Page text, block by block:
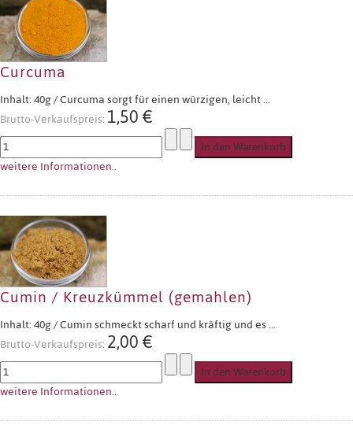
Curcuma
Inhalt: 40g / Curcuma sorgt für einen würzigen, leicht ...
Brutto-Verkaufspreis:1,50 €
weitere Informationen..
Cumin / Kreuzkümmel (gemahlen)
Inhalt: 40g / Cumin schmeckt scharf und kräftig und es ...
Brutto-Verkaufspreis:2,00 €
weitere Informationen..